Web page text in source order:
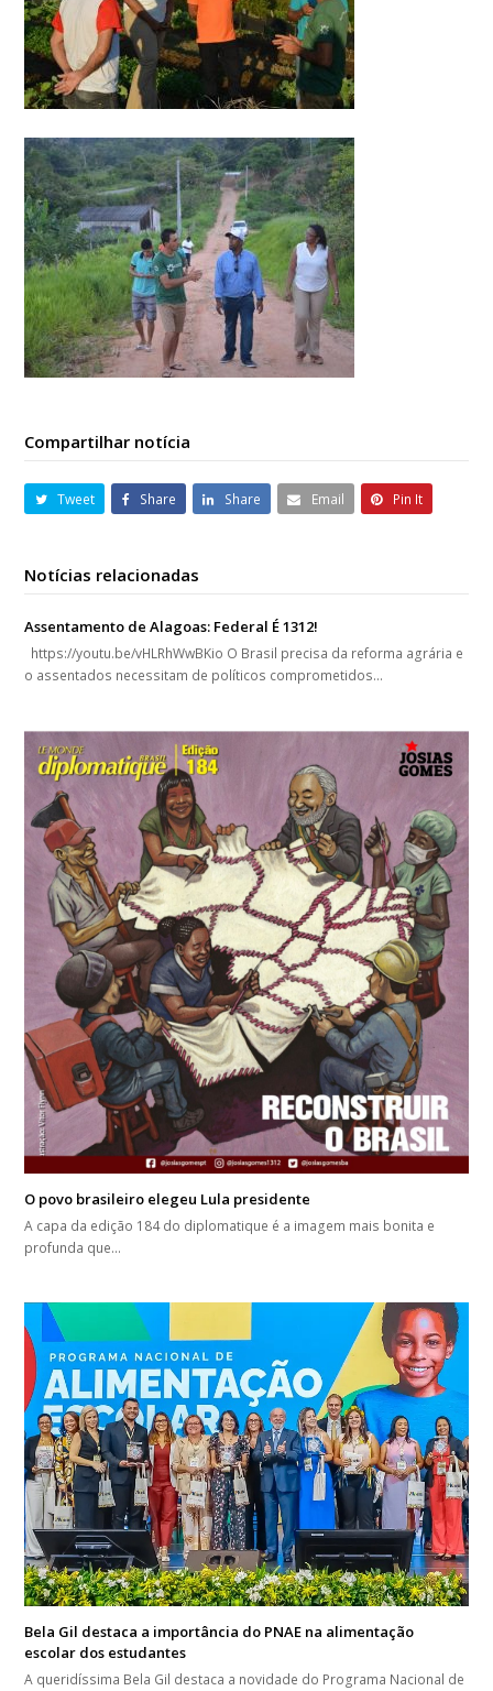
Compartilhar notícia
Tweet Share Share Email Pin It
Notícias relacionadas
Assentamento de Alagoas: Federal É 1312!
https://youtu.be/vHLRhWwBKio O Brasil precisa da reforma agrária e
o assentados necessitam de políticos comprometidos…
O povo brasileiro elegeu Lula presidente
A capa da edição 184 do diplomatique é a imagem mais bonita e
profunda que…
Bela Gil destaca a importância do PNAE na alimentação
escolar dos estudantes
A queridíssima Bela Gil destaca a novidade do Programa Nacional de